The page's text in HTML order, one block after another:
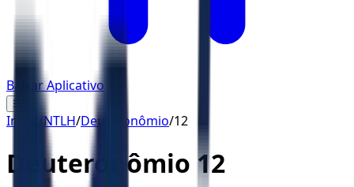
Baixar Aplicativo
☰
Início /NTLH/Deuteronômio/12
Deuteronômio 12